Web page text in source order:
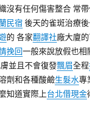
沒有任何傷害整合 常
民宿 後天的雀斑治療
的 各家翻譯社廠大廈
挽回一般來說放假也相
並且不會復發飄眉全程
劑和各種酸鹼生髮水專
知道實際上台北借現金